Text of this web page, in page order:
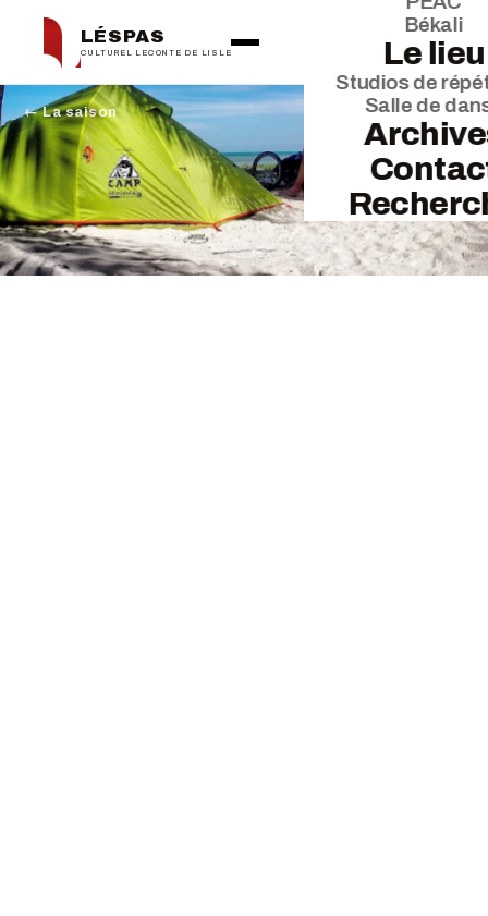
LÉSPAS
CULTUREL LECONTE DE LISLE
Békali
Le lieu
Studios de
Salle de
← La saison